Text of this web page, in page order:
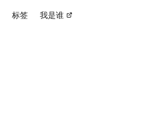
标签 我是谁